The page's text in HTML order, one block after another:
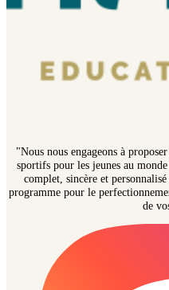
"Nous nous engageons à
sportifs pour les jeunes au
complet, sincère et
programme pour le
de